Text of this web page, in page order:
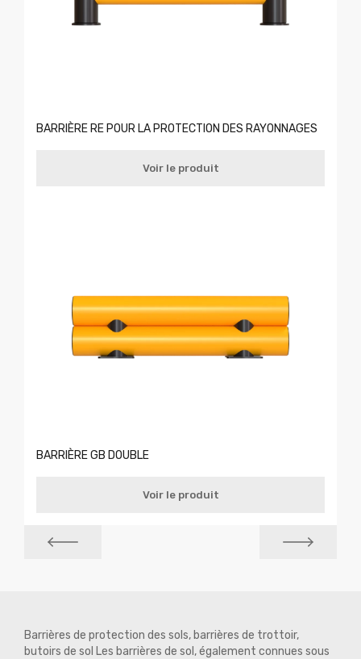
BARRIÈRE RE POUR LA PROTECTION DES RAYONNAGES
Voir le produit
BARRIÈRE GB DOUBLE
Voir le produit
Barrières de protection des sols, barrières de trottoir,
butoirs de sol Les barrières de sol, également connues sous